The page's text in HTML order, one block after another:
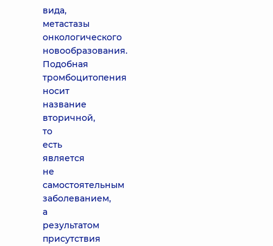
вида,
метастазы
онкологического
новообразования.
Подобная
тромбоцитопения
носит
название
вторичной,
то
есть
является
не
самостоятельным
заболеванием,
а
результатом
присутствия